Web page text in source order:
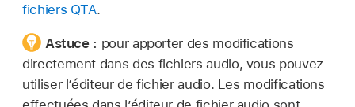
fichiers QTA.
Astuce : pour apporter des modifications
directement dans des fichiers audio, vous pouvez
utiliser l’éditeur de fichier audio. Les modifications